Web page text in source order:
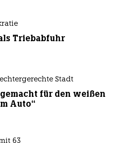
Triebabfuhr
Stadt
für den weißen
Auto“
63